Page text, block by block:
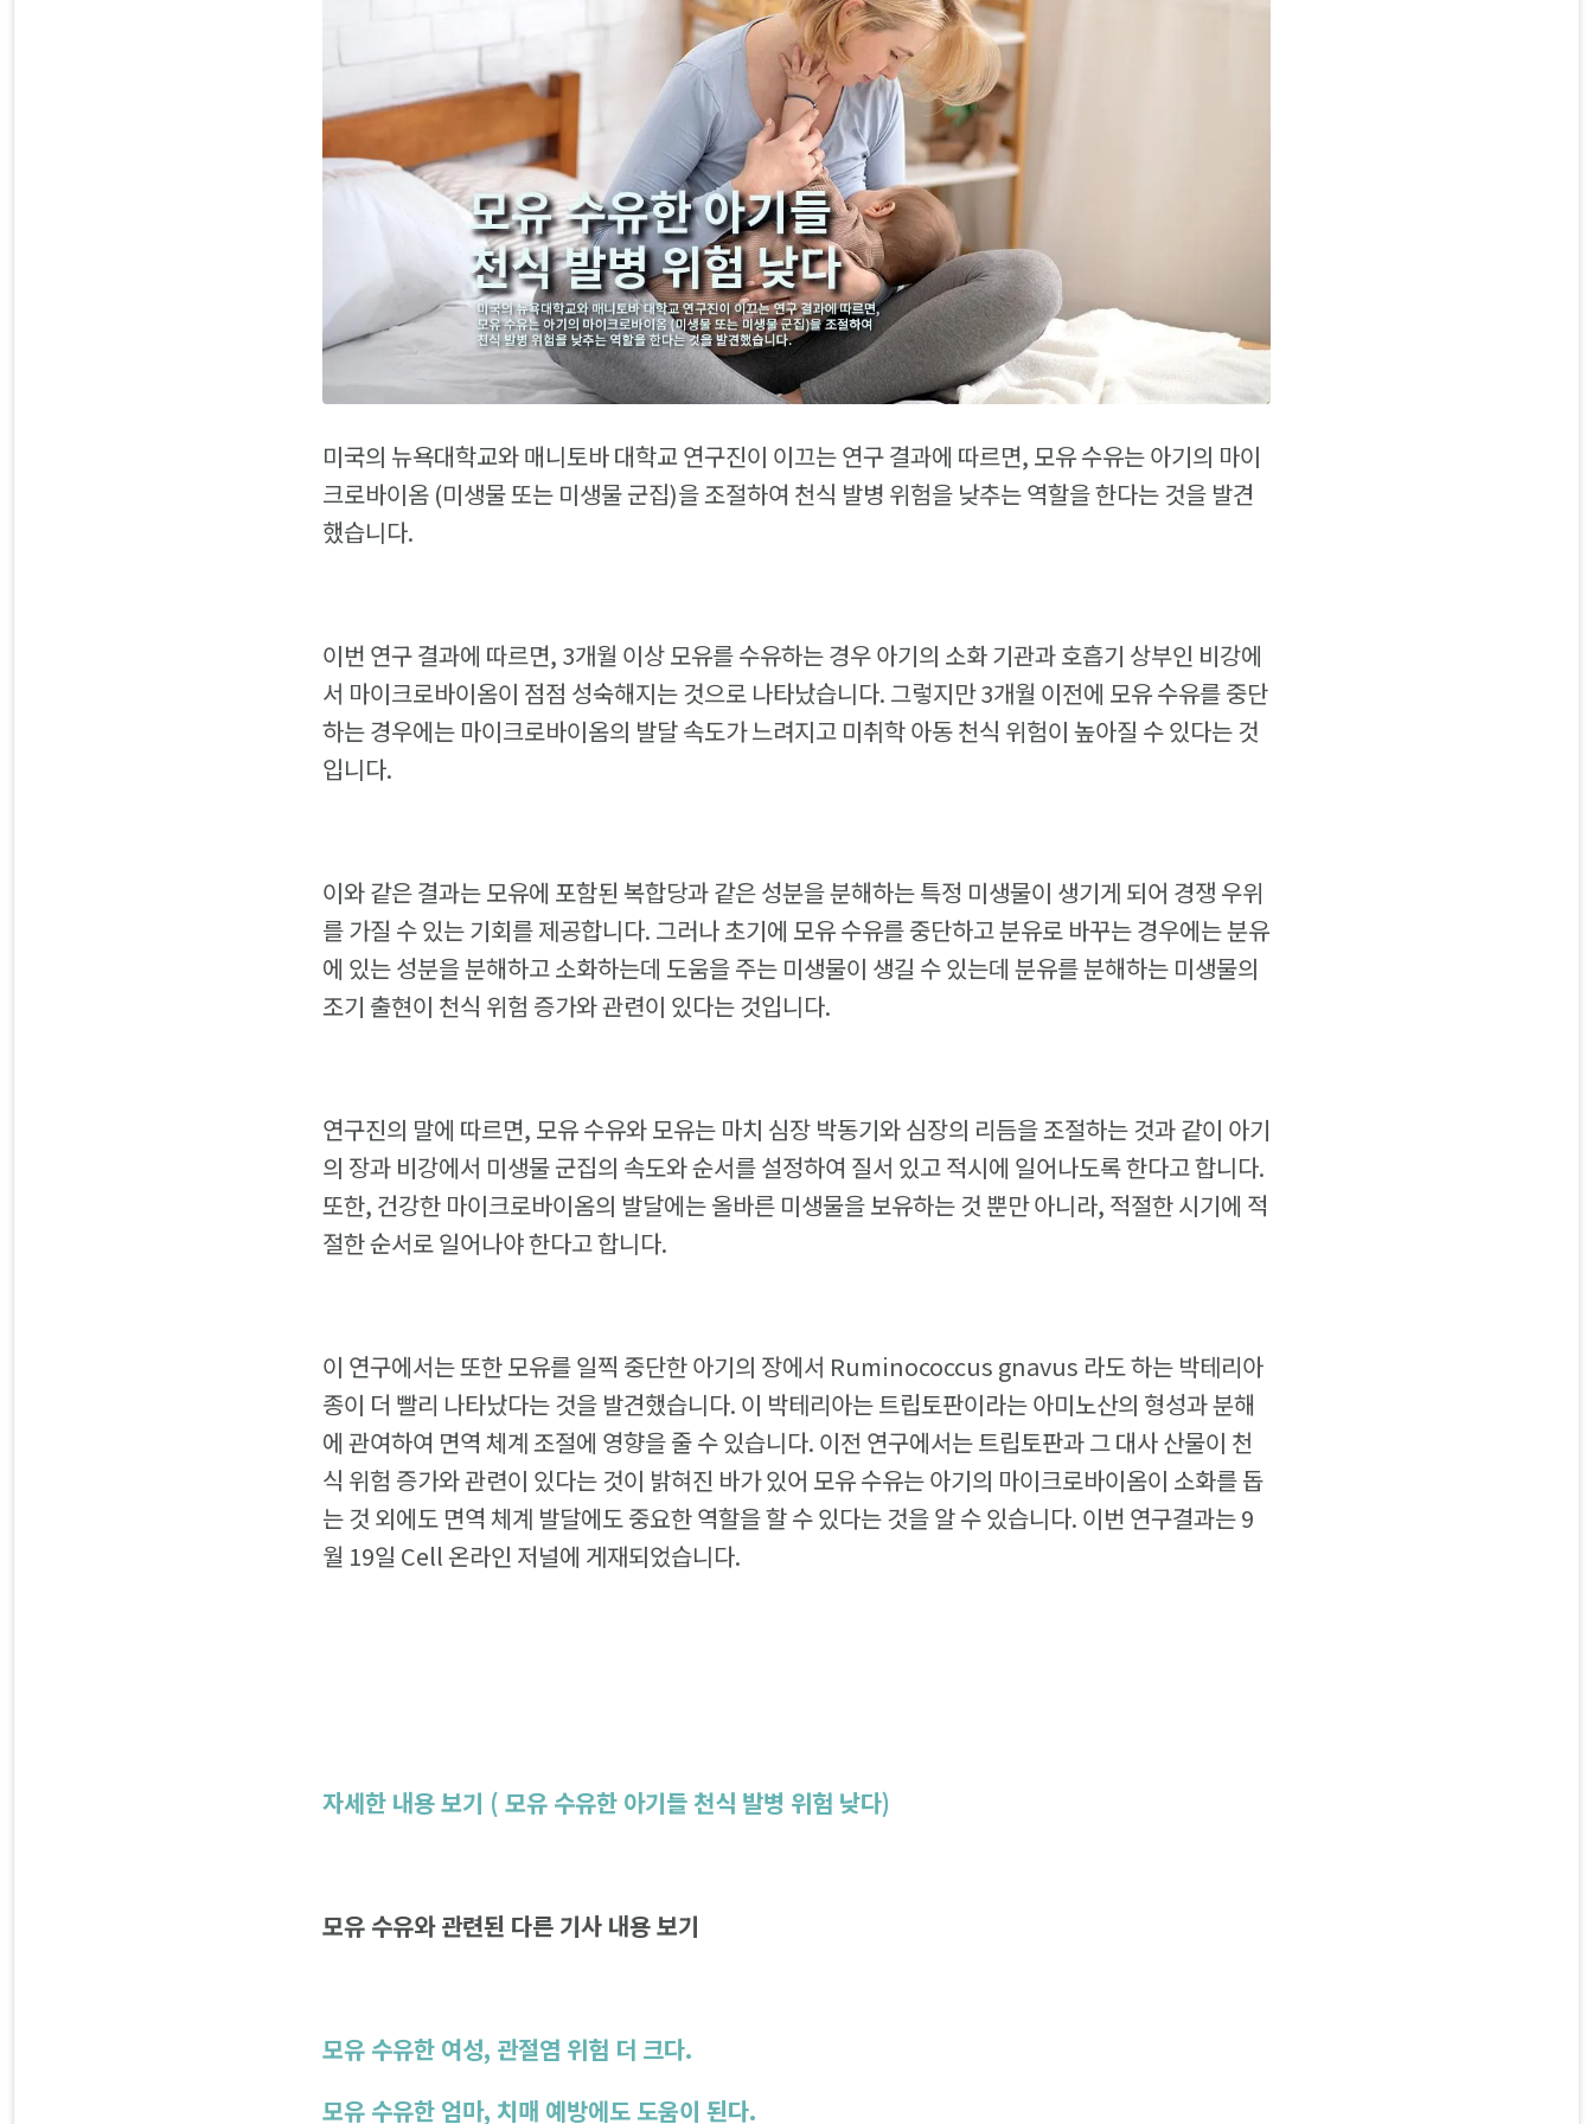
미국의 뉴욕대학교와 매니토바 대학교 연구진이 이끄는 연구 결과에 따르면, 모유 수유는 아기의 마이
크로바이옴 (미생물 또는 미생물 군집)을 조절하여 천식 발병 위험을 낮추는 역할을 한다는 것을 발견
했습니다.
이번 연구 결과에 따르면, 3개월 이상 모유를 수유하는 경우 아기의 소화 기관과 호흡기 상부인 비강에
서 마이크로바이옴이 점점 성숙해지는 것으로 나타났습니다. 그렇지만 3개월 이전에 모유 수유를 중단
하는 경우에는 마이크로바이옴의 발달 속도가 느려지고 미취학 아동 천식 위험이 높아질 수 있다는 것
입니다.
이와 같은 결과는 모유에 포함된 복합당과 같은 성분을 분해하는 특정 미생물이 생기게 되어 경쟁 우위
를 가질 수 있는 기회를 제공합니다. 그러나 초기에 모유 수유를 중단하고 분유로 바꾸는 경우에는 분유
에 있는 성분을 분해하고 소화하는데 도움을 주는 미생물이 생길 수 있는데 분유를 분해하는 미생물의
조기 출현이 천식 위험 증가와 관련이 있다는 것입니다.
연구진의 말에 따르면, 모유 수유와 모유는 마치 심장 박동기와 심장의 리듬을 조절하는 것과 같이 아기
의 장과 비강에서 미생물 군집의 속도와 순서를 설정하여 질서 있고 적시에 일어나도록 한다고 합니다.
또한, 건강한 마이크로바이옴의 발달에는 올바른 미생물을 보유하는 것 뿐만 아니라, 적절한 시기에 적
절한 순서로 일어나야 한다고 합니다.
이 연구에서는 또한 모유를 일찍 중단한 아기의 장에서 Ruminococcus gnavus 라도 하는 박테리아
종이 더 빨리 나타났다는 것을 발견했습니다. 이 박테리아는 트립토판이라는 아미노산의 형성과 분해
에 관여하여 면역 체계 조절에 영향을 줄 수 있습니다. 이전 연구에서는 트립토판과 그 대사 산물이 천
식 위험 증가와 관련이 있다는 것이 밝혀진 바가 있어 모유 수유는 아기의 마이크로바이옴이 소화를 돕
는 것 외에도 면역 체계 발달에도 중요한 역할을 할 수 있다는 것을 알 수 있습니다. 이번 연구결과는 9
월 19일 Cell 온라인 저널에 게재되었습니다.
자세한 내용 보기 ( 모유 수유한 아기들 천식 발병 위험 낮다)
모유 수유와 관련된 다른 기사 내용 보기
모유 수유한 여성, 관절염 위험 더 크다.
모유 수유한 엄마, 치매 예방에도 도움이 된다.